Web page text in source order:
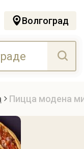
Волгоград
Пицца модена